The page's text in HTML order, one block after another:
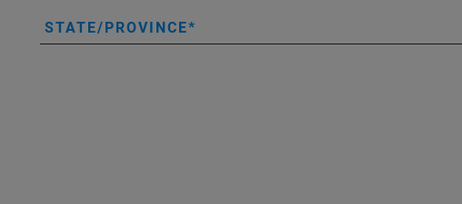
STATE/PROVINCE